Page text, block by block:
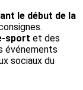
le début de la
sport et des
événements
sociaux du